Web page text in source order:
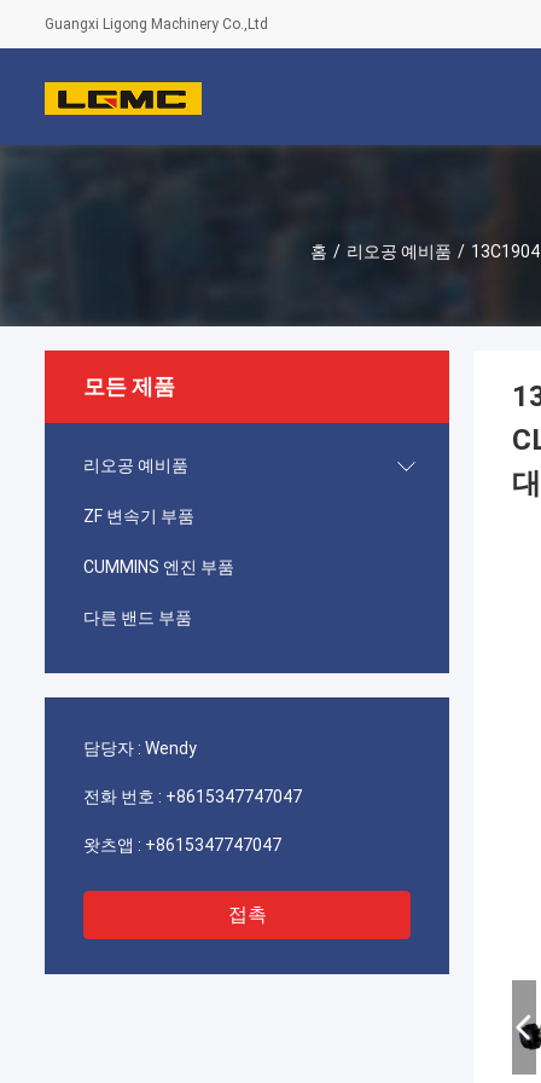
Guangxi Ligong Machinery Co.,Ltd
홈 / 리오공 예비품 /
모든 제품
리오공 예비품
ZF 변속기 부품
CUMMINS 엔진 부품
다른 밴드 부품
담당자 : Wendy
전화 번호 : +8615347747047
왓츠앱 : +8615347747047
접촉